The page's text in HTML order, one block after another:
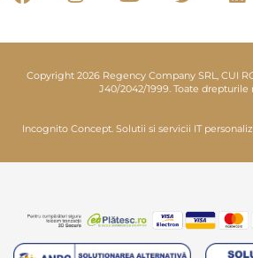
Copyright 2026 Regency Company SRL, CUI
J40/2042/1999. Toate drepturile
Incognito Concept. Solutii si servicii IT